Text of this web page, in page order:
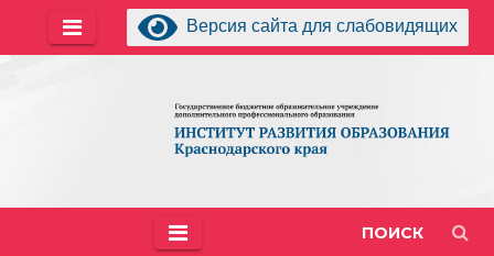
Версия сайта для слабовидящих
ПОИСК